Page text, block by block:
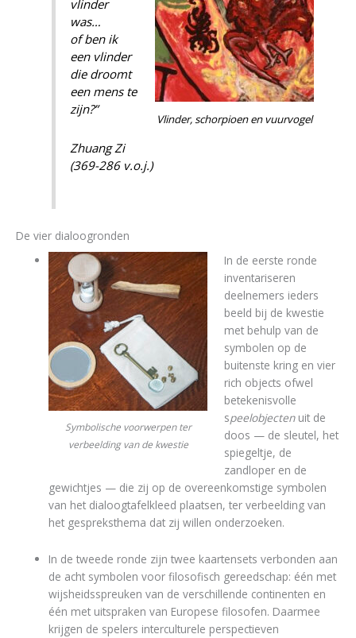
Vlinder, schorpioen en vuurvogel
vlinder
was…
of ben ik
een vlinder
die droomt
een mens te
zijn?”
Zhuang Zi
(369-286 v.o.j.)
De vier dialoogronden
Symbolische voorwerpen ter
verbeelding van de kwestie
In de eerste ronde
inventariseren
deelnemers ieders
beeld bij de kwestie
met behulp van de
symbolen op de
buitenste kring en vier
rich objects ofwel
betekenisvolle
speelobjectenuit de
doos — de sleutel, het
spiegeltje, de
zandloper en de
gewichtjes — die zij op de overeenkomstige symbolen
van het dialoogtafelkleed plaatsen, ter verbeelding van
het gespreksthema dat zij willen onderzoeken.
In de tweede ronde zijn twee kaartensets verbonden aan
de acht symbolen voor filosofisch gereedschap: één met
wijsheidsspreuken van de verschillende continenten en
één met uitspraken van Europese filosofen. Daarmee
krijgen de spelers interculturele perspectieven